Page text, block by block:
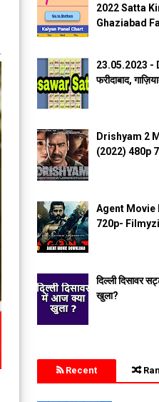
2022 Satta
Ghaziabad
23.05.2023 -
फरीदाबाद,
Drishyam 2
(2022) 480p
Agent Movie
720p-
दिल्ली दिसावर
खुला?
Recent